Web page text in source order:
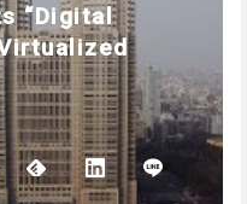
“Digital